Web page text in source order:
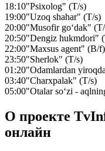
18:10"Psixolog" (T/s)
19:00"Uzoq shahar" (T/s)
20:00"Musofir go‘dak"
20:50"Dengiz hukmdori"
22:00"Maxsus agent" (B/f)
23:50"Sherlok" (T/s)
01:20"Odamlardan
03:40"Charxpalak" (T/s)
05:00"Otalar so‘zi -
О проекте
онлайн